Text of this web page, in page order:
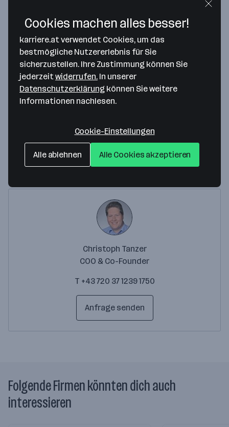
Map data ©2026 Google
Triceonic GmbH
Peter-Behrens-Platz 10 - c/o startup300 AG
T +43 720 37 1239 1000
Ansprechperson
Christoph Tanzer
COO & Co-Founder
T +43 720 37 1239 1750
Anfrage senden
Folgende Firmen könnten dich auch
interessieren
Cookies machen alles besser!
karriere.at verwendet Cookies, um das
bestmögliche Nutzererlebnis für Sie
sicherzustellen. Ihre Zustimmung können Sie
jederzeitwiderrufen. In unserer
Datenschutzerklärung können Sie weitere
Informationen nachlesen.
Cookie-Einstellungen
Alle ablehnen Alle Cookies akzeptieren